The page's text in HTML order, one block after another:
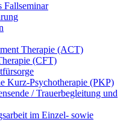
Fallseminar
Therapie (ACT)
(CFT)
Kurz-Psychotherapie (PKP)
/ Trauerbegleitung und
im Einzel- sowie